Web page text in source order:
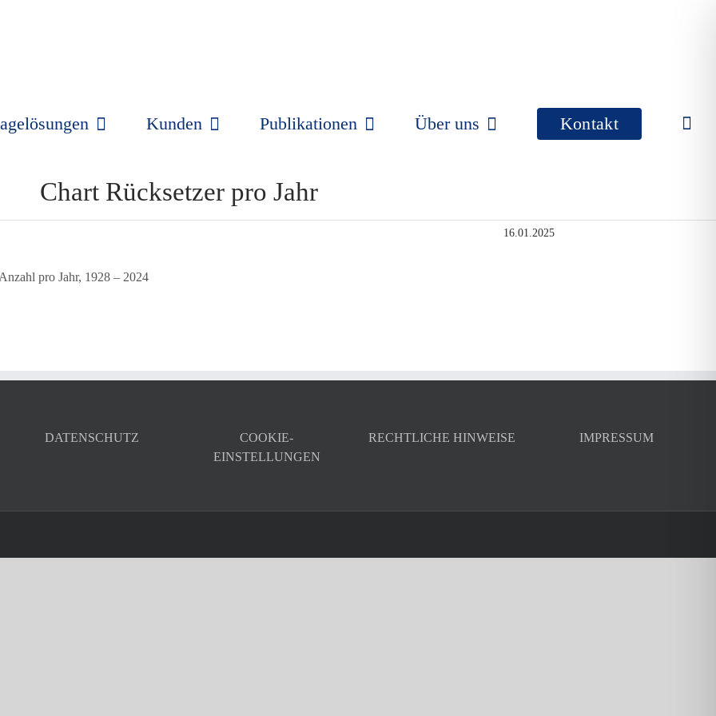
Kunden Publikationen Über uns Kontakt
Chart Rücksetzer pro Jahr
16.01.2025
DATENSCHUTZ
COOKIE-
EINSTELLUNGEN
RECHTLICHE HINWEISE IMPRESSUM